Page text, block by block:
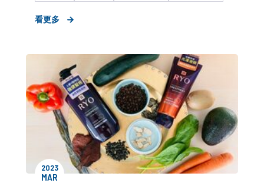
看更多
2023
MAR